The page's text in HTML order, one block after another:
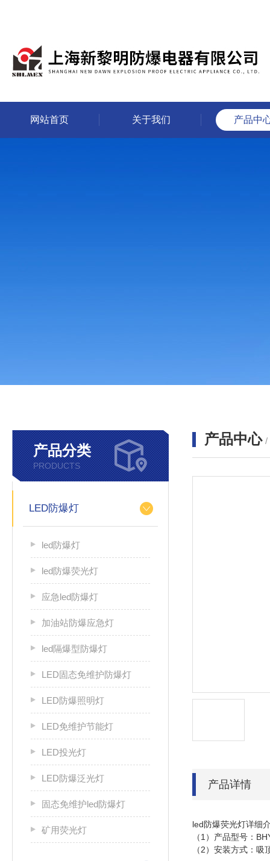
网站首页 关于我们 产品中
产品分类
PRODUCTS
LED防爆灯
led防爆灯
led防爆荧光灯
应急led防爆灯
加油站防爆应急灯
led隔爆型防爆灯
LED固态免维护防爆灯
LED防爆照明灯
LED免维护节能灯
LED投光灯
LED防爆泛光灯
固态免维护led防爆灯
矿用荧光灯
产品中心 /
产品详情
led防爆荧光灯详细
（1）产品型号：
（2）安装方式：